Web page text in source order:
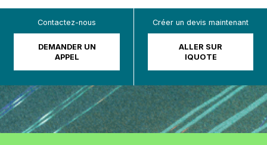
Contactez-nous
DEMANDER UN
APPEL
Créer un devis maintenant
ALLER SUR
IQUOTE